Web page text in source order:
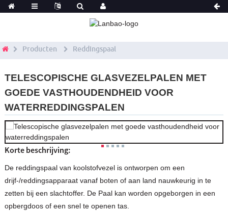
Producten Reddingspaal
TELESCOPISCHE GLASVEZELPALEN MET
GOEDE VASTHOUDENDHEID VOOR
WATERREDDINGSPALEN
Korte beschrijving:
De reddingspaal van koolstofvezel is ontworpen om een ​​
drijf-/reddingsapparaat vanaf boten of aan land nauwkeurig in te
zetten bij een slachtoffer. De Paal kan worden opgeborgen in een
opbergdoos of een snel te openen tas.